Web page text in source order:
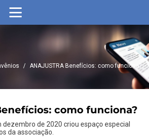
/ ANAJUSTRA Benefícios: como funciona?
como funciona?
dezembro de 2020 criou espaço especial
da associação.